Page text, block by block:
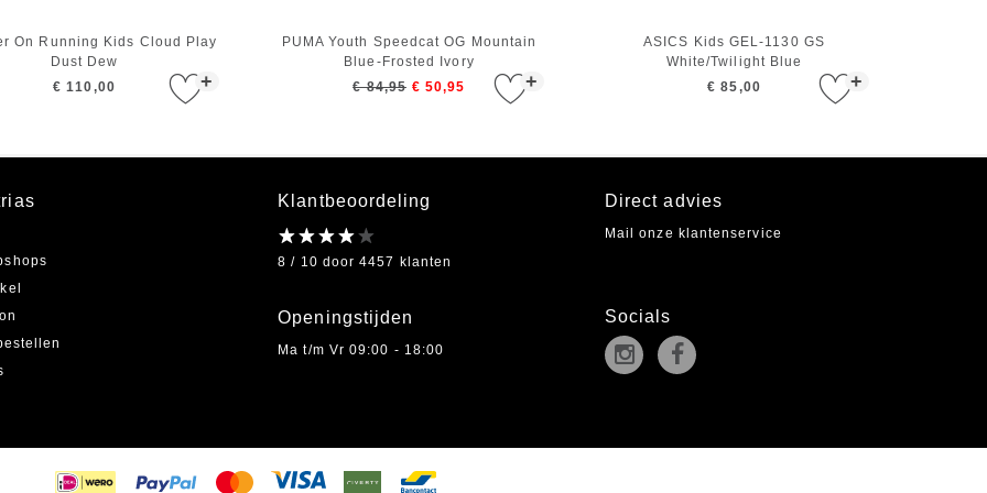
+
On Running Kids Cloud Play
Dust Dew
€ 110,00
+
PUMA Youth Speedcat OG Mountain
Blue-Frosted Ivory
€ 84,95 € 50,95 +
ASICS Kids GEL-1130 GS
White/Twilight Blue
€ 85,00
Klantbeoordeling
8 / 10 door 4457 klanten
Openingstijden
Ma t/m Vr 09:00 - 18:00
Direct advies
Mail onze klantenservice
Socials